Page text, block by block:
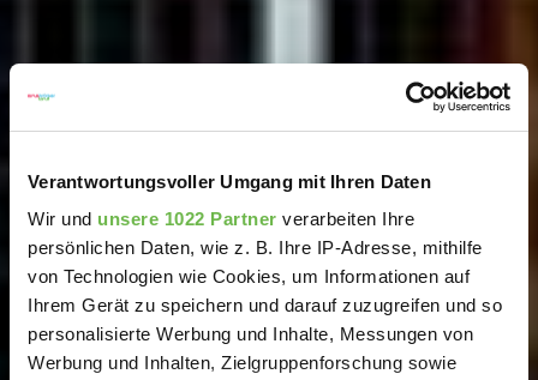
Verantwortungsvoller Umgang mit Ihren Daten
Wir und unsere 1022 Partner verarbeiten Ihre
persönlichen Daten, wie z. B. Ihre IP-Adresse, mithilfe
von Technologien wie Cookies, um Informationen auf
Ihrem Gerät zu speichern und darauf zuzugreifen und so
personalisierte Werbung und Inhalte, Messungen von
Werbung und Inhalten, Zielgruppenforschung sowie